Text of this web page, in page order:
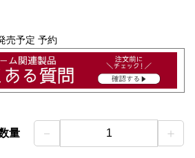
売予定 予約
量 － 1 ＋